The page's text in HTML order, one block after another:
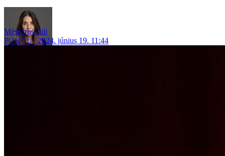
Mészáros Juli
POKOL
2024. június 19. 11:44